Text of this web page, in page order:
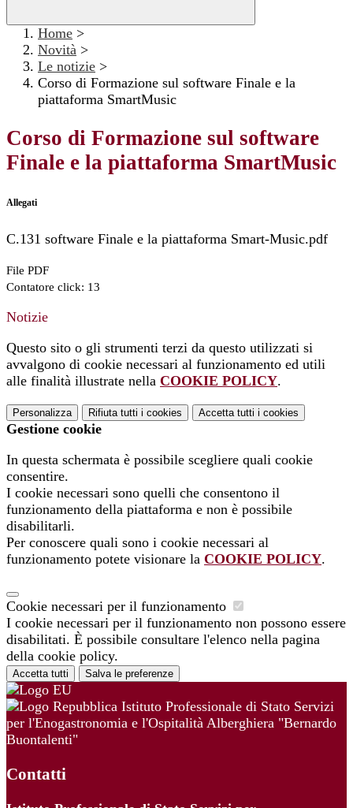
Home >
Novità >
Le notizie >
Corso di Formazione sul software Finale e la
piattaforma SmartMusic
Corso di Formazione sul software
Finale e la piattaforma SmartMusic
Allegati
C.131 software Finale e la piattaforma Smart-Music.pdf
File PDF
Contatore click: 13
Notizie
Questo sito o gli strumenti terzi da questo utilizzati si
avvalgono di cookie necessari al funzionamento ed utili
alle finalità illustrate nella COOKIE POLICY.
Personalizza Rifiuta tutti i cookies Accetta tutti i cookies
Gestione cookie
In questa schermata è possibile scegliere quali cookie
consentire.
I cookie necessari sono quelli che consentono il
funzionamento della piattaforma e non è possibile
disabilitarli.
Per conoscere quali sono i cookie necessari al
funzionamento potete visionare la COOKIE POLICY.
Cookie necessari per il funzionamento
I cookie necessari per il funzionamento non possono essere
disabilitati. È possibile consultare l'elenco nella pagina
della cookie policy.
Accetta tutti Salva le preferenze
Istituto Professionale di Stato Servizi
per l'Enogastronomia e l'Ospitalità Alberghiera "Bernardo
Buontalenti"
Contatti